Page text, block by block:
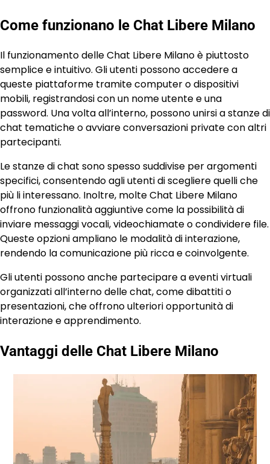
Come funzionano le Chat Libere Milano
Il funzionamento delle Chat Libere Milano è piuttosto
semplice e intuitivo. Gli utenti possono accedere a
queste piattaforme tramite computer o dispositivi
mobili, registrandosi con un nome utente e una
password. Una volta all’interno, possono unirsi a stanze di
chat tematiche o avviare conversazioni private con altri
partecipanti.
Le stanze di chat sono spesso suddivise per argomenti
specifici, consentendo agli utenti di scegliere quelli che
più li interessano. Inoltre, molte Chat Libere Milano
offrono funzionalità aggiuntive come la possibilità di
inviare messaggi vocali, videochiamate o condividere file.
Queste opzioni ampliano le modalità di interazione,
rendendo la comunicazione più ricca e coinvolgente.
Gli utenti possono anche partecipare a eventi virtuali
organizzati all’interno delle chat, come dibattiti o
presentazioni, che offrono ulteriori opportunità di
interazione e apprendimento.
Vantaggi delle Chat Libere Milano